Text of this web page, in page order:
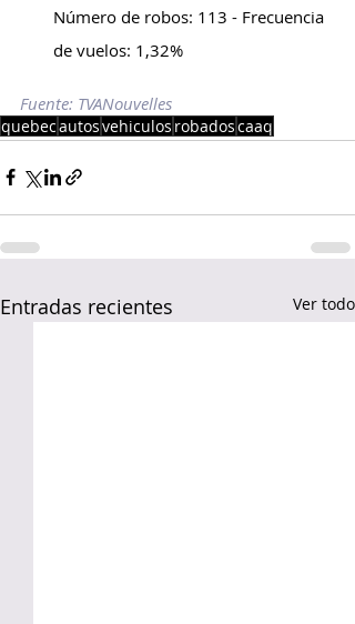
Número de robos: 113 - Frecuencia
de vuelos: 1,32%
Fuente: TVANouvelles
quebecautosvehiculos robadoscaaq
Entradas recientes Ver todo